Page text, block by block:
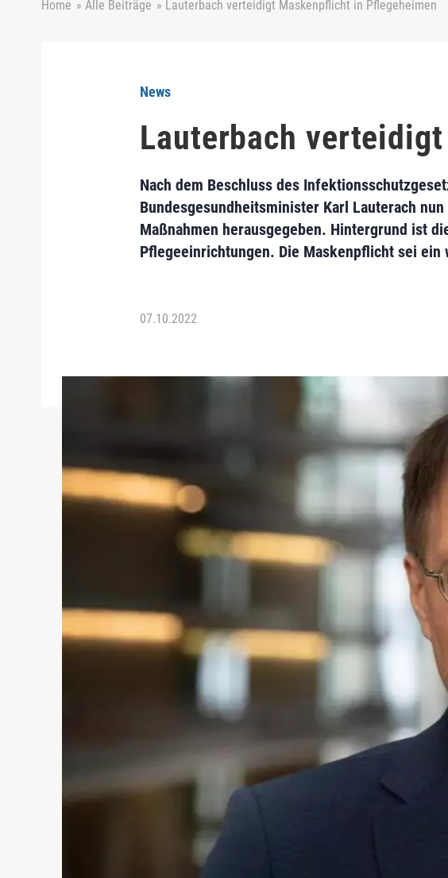
Home » Alle Beiträge » Lauterbach verteidigt Maskenpflicht in Pflegeheimen
News
Lauterbach
Nach dem Beschluss des
Bundesgesundheitsminister Karl Lauterach
Maßnahmen herausgegeben. Hintergrund ist
Pflegeeinrichtungen. Die Maskenpflicht sei
07.10.2022